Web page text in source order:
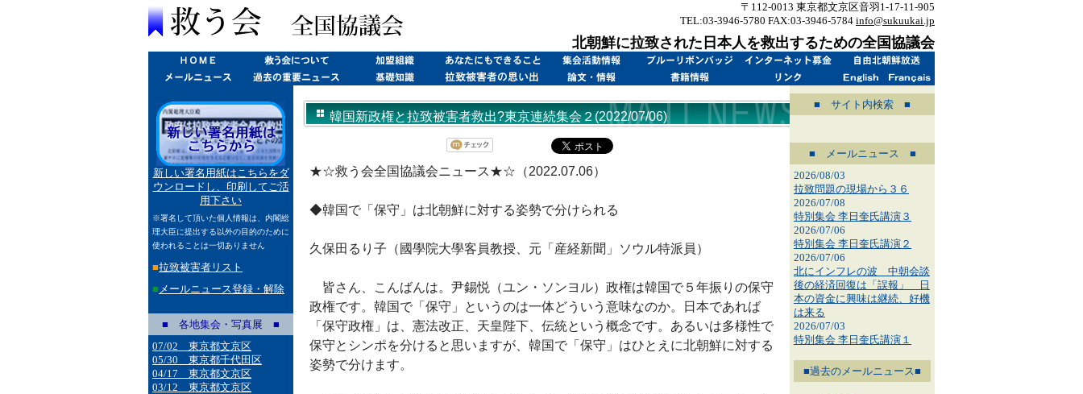
〒112-0013 東京都文京区音羽1-17-11-905
TEL:03-3946-5780 FAX:03-3946-5784 info@sukuukai.jp
北朝鮮に拉致された日本人を救出するための全国協議会
新しい署名用紙はこちらをダ
ウンロードし、印刷してご活
用下さい
※署名して頂いた個人情報は、内閣総
理大臣に提出する以外の目的のために
使われることは一切ありません
■拉致被害者リスト
■ メールニュース登録・解除
■ 各地集会・写真展 ■
07/02 東京都文京区
05/30 東京都千代田区
04/17 東京都文京区
03/12 東京都文京区
韓国新政権と拉致被害者救出?東京連続集会２(2022/07/06)
★☆救う会全国協議会ニュース★☆（2022.07.06）
◆韓国で「保守」は北朝鮮に対する姿勢で分けられる
久保田るり子（國學院大學客員教授、元「産経新聞」ソウル特派員）
皆さん、こんばんは。尹錫悦（ユン・ソンヨル）政権は韓国で５年振りの保守
政権です。韓国で「保守」というのは一体どういう意味なのか。日本であれば
「保守政権」は、憲法改正、天皇陛下、伝統という概念です。あるいは多様性で
保守とシンポを分けると思いますが、韓国で「保守」はひとえに北朝鮮に対する
姿勢で分けます。
■ サイト内検索 ■
■ メールニュース ■
2026/08/03
拉致問題の現場から３６
2026/07/08
特別集会 李日奎氏講演３
2026/07/06
特別集会 李日奎氏講演２
2026/07/06
北にインフレの波 中朝会談
後の経済回復は「誤報」 日
本の資金に興味は継続、好機
は来る
2026/07/03
特別集会 李日奎氏講演１
■過去のメールニュース■